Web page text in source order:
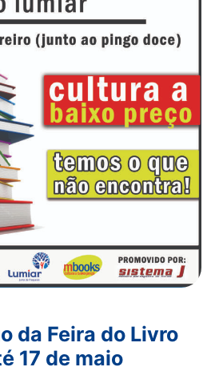
da Feira do Livro
17 de maio